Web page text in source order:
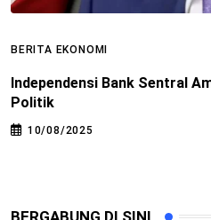
BERITA EKONOMI
Independensi Bank Sentral
Politik
10/08/2025
BERGABUNG DI SINI